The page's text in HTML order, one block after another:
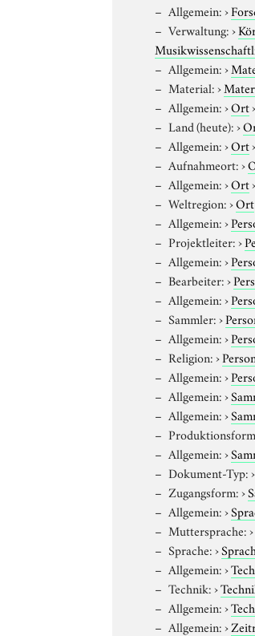
Allgemein:›
Verwaltung:›
Allgemein:›
Material:›
Allgemein:›Ort
Land (heute):›
Allgemein:›Ort
Aufnahmeort:›
Allgemein:›Ort
Weltregion:›Ort
Allgemein:›
Projektleiter:›
Allgemein:›
Bearbeiter:›
Allgemein:›
Sammler:›
Allgemein:›
Religion:›Person
Allgemein:›
Allgemein:›
Allgemein:›
Allgemein:›
Dokument-Typ:
Zugangsform:›
Allgemein:›
Muttersprache:
Sprache:›
Allgemein:›
Technik:›
Allgemein:›
Allgemein:›